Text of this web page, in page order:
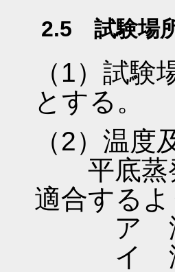
2.5 試験場
（1）試
とする。
（2）温度
平底蒸発
適合する
ア 温
イ 湿